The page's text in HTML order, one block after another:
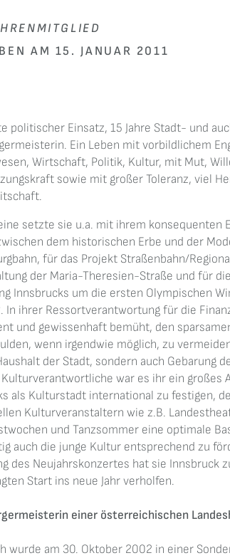
AM 15. JANUAR 2011
politischer Einsatz, 15 Jahre Stadt- und
Ein Leben mit vorbildlichem
Wirtschaft, Politik, Kultur, mit Mut,
sowie mit großer Toleranz, viel
setzte sie u.a. mit ihrem konsequenten
dem historischen Erbe und der
für das Projekt Straßenbahn/
der Maria-Theresien-Straße und für
Innsbrucks um die ersten Olympischen
In ihrer Ressortverantwortung für die
und gewissenhaft bemüht, den
wenn irgendwie möglich, zu
der Stadt, sondern auch Gebarung
Kulturverantwortliche war es ihr ein großes
als Kulturstadt international zu festigen,
Kulturveranstaltern wie z.B.
und Tanzsommer eine optimale
auch die junge Kultur entsprechend zu
des Neujahrskonzertes hat sie Innsbruck
Start ins neue Jahr verholfen.
einer österreichischen
wurde am 30. Oktober 2002 in einer